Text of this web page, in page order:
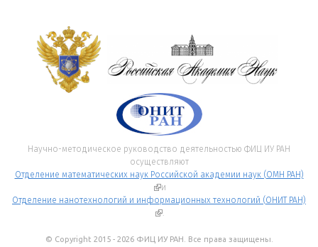
Научно-методическое руководство деятельностью ФИЦ ИУ РАН
осуществляют
Отделение математических наук Российской академии наук (ОМН РАН)
(внешняя ссылка)
и
Отделение нанотехнологий и информационных технологий (ОНИТ РАН)
(внешняя ссылка)
.
© Copyright 2015 - 2026 ФИЦ ИУ РАН. Все права защищены.